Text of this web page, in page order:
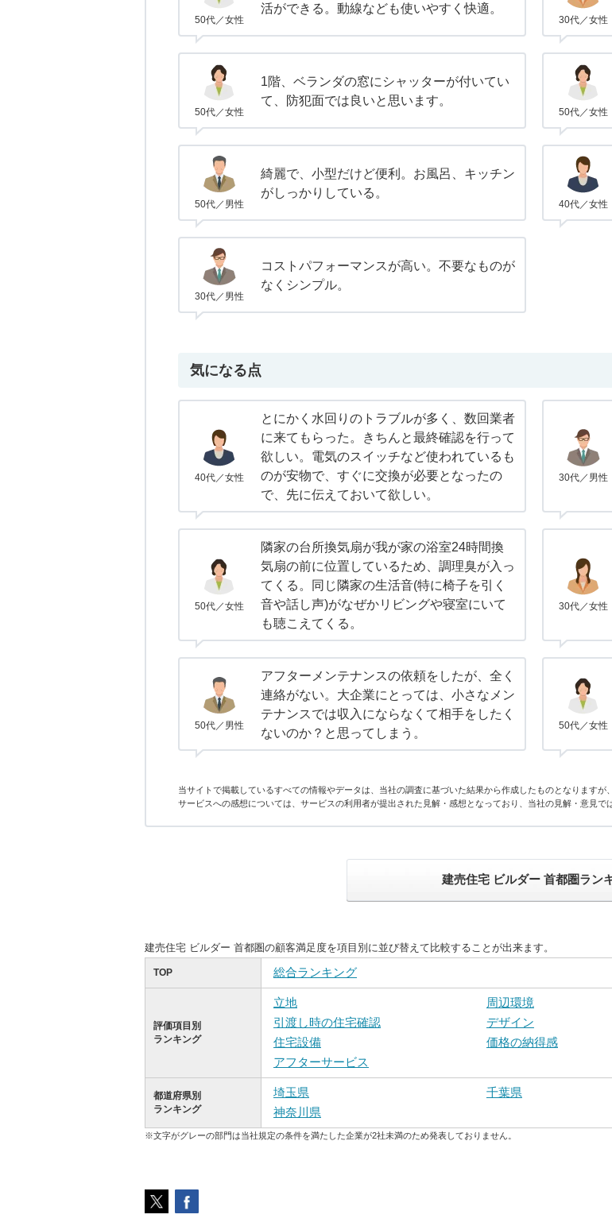
50代／女性
活ができる。動線なども使いやすく快適。
30代／女性
50代／女性
1階、ベランダの窓にシャッターが付いてい
て、防犯面では良いと思います。
50代／女性
50代／男性
綺麗で、小型だけど便利。お風呂、キッチン
がしっかりしている。
40代／女性
30代／男性
コストパフォーマンスが高い。不要なものが
なくシンプル。
気になる点
40代／女性
とにかく水回りのトラブルが多く、数回業者
に来てもらった。きちんと最終確認を行って
欲しい。電気のスイッチなど使われているも
のが安物で、すぐに交換が必要となったの
で、先に伝えておいて欲しい。
30代／男性
50代／女性
隣家の台所換気扇が我が家の浴室24時間換
気扇の前に位置しているため、調理臭が入っ
てくる。同じ隣家の生活音(特に椅子を引く
音や話し声)がなぜかリビングや寝室にいて
も聴こえてくる。
30代／女性
50代／男性
アフターメンテナンスの依頼をしたが、全く
連絡がない。大企業にとっては、小さなメン
テナンスでは収入にならなくて相手をしたく
ないのか？と思ってしまう。
50代／女性
当サイトで掲載しているすべての情報やデータは、当社の調査に基づいた結果から作成したものとなりますが、
サービスへの感想については、サービスの利用者が提出された見解・感想となっており、当社の見解・意見で
建売住宅 ビルダー 首都圏ラン
建売住宅 ビルダー 首都圏の顧客満足度を項目別に並び替えて比較することが出来ます。
TOP 総合ランキング
評価項目別
ランキング
立地 周辺環境
引渡し時の住宅確認
デザイン
住宅設備
価格の納得感
アフターサービス
都道府県別
ランキング
埼玉県 千葉県
神奈川県
※文字がグレーの部門は当社規定の条件を満たした企業が2社未満のため発表しておりません。